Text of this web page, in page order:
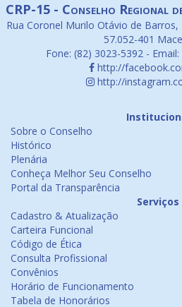
CRP-15 - Conselho Regional
Rua Coronel Murilo Otávio de Barros,
57.052-401
Fone: (82) 3023-5392 -
http://
http://
Sobre o Conselho
Histórico
Plenária
Conheça Melhor Seu Conselho
Portal da Transparência
Serviços
Cadastro & Atualização
Carteira Funcional
Código de Ética
Consulta Profissional
Convênios
Horário de Funcionamento
Tabela de Honorários